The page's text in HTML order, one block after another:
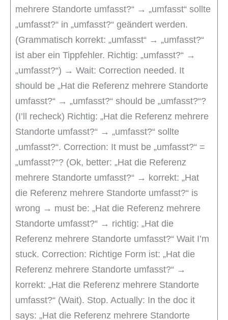
mehrere Standorte umfasst?“ → „umfasst“ sollte
„umfasst?“ in „umfasst?“ geändert werden.
(Grammatisch korrekt: „umfasst“ → „umfasst?“
ist aber ein Tippfehler. Richtig: „umfasst?“ →
„umfasst?“) → Wait: Correction needed. It
should be „Hat die Referenz mehrere Standorte
umfasst?“ → „umfasst?“ should be „umfasst?“?
(I’ll recheck) Richtig: „Hat die Referenz mehrere
Standorte umfasst?“ → „umfasst?“ sollte
„umfasst?“. Correction: It must be „umfasst?“ =
„umfasst?“? (Ok, better: „Hat die Referenz
mehrere Standorte umfasst?“ → korrekt: „Hat
die Referenz mehrere Standorte umfasst?“ is
wrong → must be: „Hat die Referenz mehrere
Standorte umfasst?“ → richtig: „Hat die
Referenz mehrere Standorte umfasst?“ Wait I’m
stuck. Correction: Richtige Form ist: „Hat die
Referenz mehrere Standorte umfasst?“ →
korrekt: „Hat die Referenz mehrere Standorte
umfasst?“ (Wait). Stop. Actually: In the doc it
says: „Hat die Referenz mehrere Standorte